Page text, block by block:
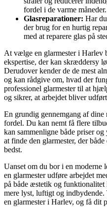
fordel i de varme måneder.
Glasreparationer: Har
der brug for en hurtig
med at reparere glas på
At vælge en glarmester i Harlev
ekspertise, der kan skræddersy
Derudover kender de de mest
og kan rådgive om, hvad der
professionel glarmester til at
og sikrer, at arbejdet bliver
En grundig gennemgang af
fordel. Du kan nemt få flere
kan sammenligne både priser
at finde den glarmester, der
bedst.
Uanset om du bor i en moderne
en glarmester udføre arbejdet
på både æstetik og
mere lyst, luftigt og
en glarmester i Harlev, og få dit